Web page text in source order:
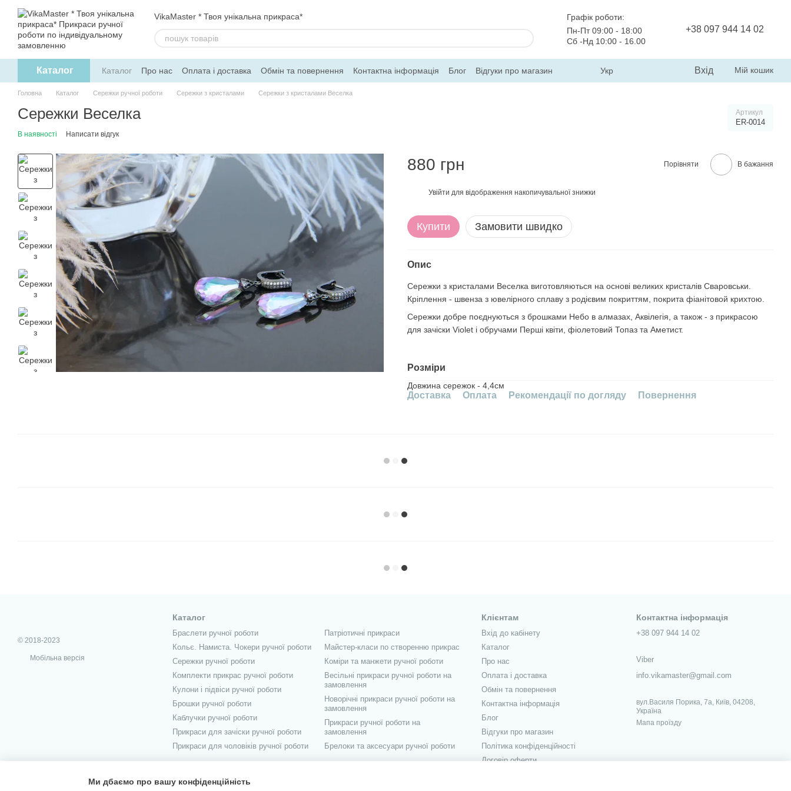
Перейти до основного контенту
VikaMaster * Твоя унікальна прикраса*
Графік роботи:
Пн-Пт 09:00 - 18:00
Сб -Нд 10:00 - 16.00
+38 097 944 14 02
Каталог Каталог Про нас Оплата і доставка Обмін та повернення Контактна інформація Блог
Відгуки про магазин
Політика конфіденційності
Договір оферти
Укр Вхід Мій кошик
Головна Каталог Сережки ручної роботи Сережки з кристалами Сережки з кристалами Веселка
Сережки Веселка Артикул
ER-0014
В наявності Написати відгук
880 грн Порівняти В бажання
Увійти для відображення накопичувальної знижки
Купити Замовити швидко
Опис
Сережки з кристалами Веселка виготовляються на основі великих кристалів Сваровськи.
Кріплення - швенза з ювелірного сплаву з родієвим покриттям, покрита фіанітовой крихтою.
Сережки добре поєднуються з брошками Небо в алмазах, Аквілегія, а також - з прикрасою
для зачіски Violet і обручами Перші квіти, фіолетовий Топаз та Аметист.
Розміри
Довжина сережок - 4,4см
Доставка Оплата Рекомендації по догляду Повернення
© 2018-2023
Мобільна версія
Каталог
Браслети ручної роботи
Кольє. Намиста. Чокери ручної роботи
Сережки ручної роботи
Комплекти прикрас ручної роботи
Кулони і підвіси ручної роботи
Брошки ручної роботи
Каблучки ручної роботи
Прикраси для зачіски ручної роботи
Прикраси для чоловіків ручної роботи
Патріотичні прикраси
Майстер-класи по створенню прикрас
Коміри та манжети ручної роботи
Весільні прикраси ручної роботи на
замовлення
Новорічні прикраси ручної роботи на
замовлення
Прикраси ручної роботи на
замовлення
Брелоки та аксесуари ручної роботи
Клієнтам
Вхід до кабінету
Каталог
Про нас
Оплата і доставка
Обмін та повернення
Контактна інформація
Блог
Відгуки про магазин
Політика конфіденційності
Договір оферти
Контактна інформація
+38 097 944 14 02
Viber
info.vikamaster@gmail.com
вул.Василя Порика, 7а, Київ, 04208,
Україна
Мапа проїзду
Ми дбаємо про вашу конфіденційність